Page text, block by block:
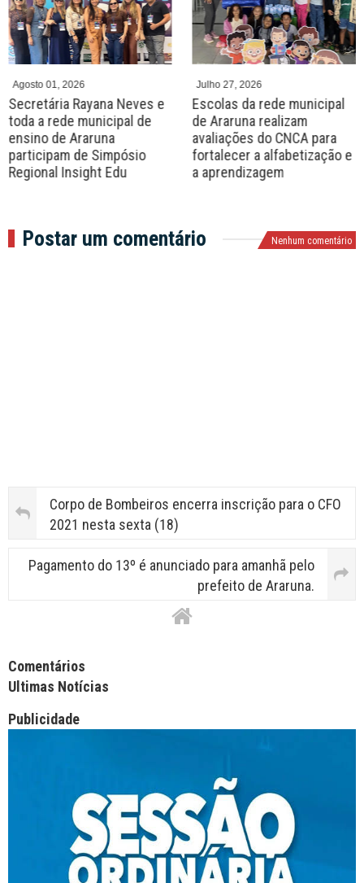
Agosto 01, 2026
Secretária Rayana Neves e
toda a rede municipal de
ensino de Araruna
participam de Simpósio
Regional Insight Edu
Julho 27, 2026
Escolas da rede municipal
de Araruna realizam
avaliações do CNCA para
fortalecer a alfabetização e
a aprendizagem
e
v
x
t
Postar um comentário Nenhum comentário
Corpo de Bombeiros encerra inscrição para o CFO
2021 nesta sexta (18)
Pagamento do 13º é anunciado para amanhã pelo
prefeito de Araruna.
Facebook Comments APPID
Comentários
Ultimas Notícias
Publicidade